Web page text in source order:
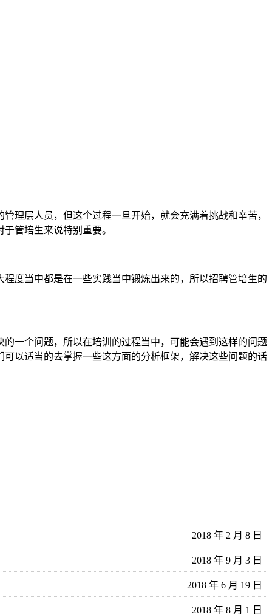
理层人员，但这个过程一旦开始，就会充满着挑战和辛苦，
管培生来说特别重要。
度当中都是在一些实践当中锻炼出来的，所以招聘管培生的
一个问题，所以在培训的过程当中，可能会遇到这样的问题
以适当的去掌握一些这方面的分析框架，解决这些问题的话
2018 年 2 月 8 日
2018 年 9 月 3 日
2018 年 6 月 19 日
2018 年 8 月 1 日